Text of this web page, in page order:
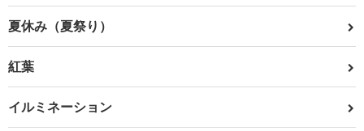
夏休み（夏祭り）
紅葉
イルミネーション